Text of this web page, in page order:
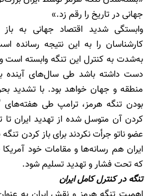
جهانی در تاریخ را رقم زد.»
وابستگی شدید اقتصاد جهانی به
کارشناسان را به این نتیجه رسانده
به‌شدت به کنترل این تنگه وابسته
دست داشته باشد طی سال‌های آینده
منطقه و جهان خواهد بود. با تشدید
بودن تنگه هرمز، ترامپ طی هفته‌های
کردن آن متوسل شده از تهدید ایران
عضو ناتو جرأت نکردند برای باز کردن
ایران هم رسانه‌ها و مقامات خود
که تحت فشار و تهدید تسلیم شود.
تنگه در کنترل کامل ایران